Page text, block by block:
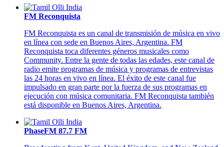
FM Reconquista
FM Reconquista es un canal de transmisión de música en vivo
en línea con sede en Buenos Aires, Argentina. FM
Reconquista toca diferentes géneros musicales como
Community. Entre la gente de todas las edades, este canal de
radio emite programas de música y programas de entrevistas
las 24 horas en vivo en línea. El éxito de este canal fue
impulsado en gran parte por la fuerza de sus programas en
ejecución con música comunitaria. FM Reconquista también
está disponible en Buenos Aires, Argentina.
PhaseFM 87.7 FM